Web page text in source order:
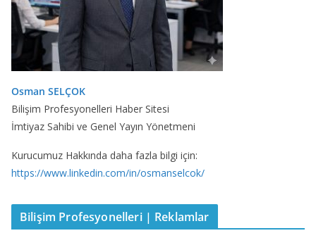
Osman SELÇOK
Bilişim Profesyonelleri Haber Sitesi
İmtiyaz Sahibi ve Genel Yayın Yönetmeni
Kurucumuz Hakkında daha fazla bilgi için:
https://www.linkedin.com/in/osmanselcok/
Bilişim Profesyonelleri | Reklamlar